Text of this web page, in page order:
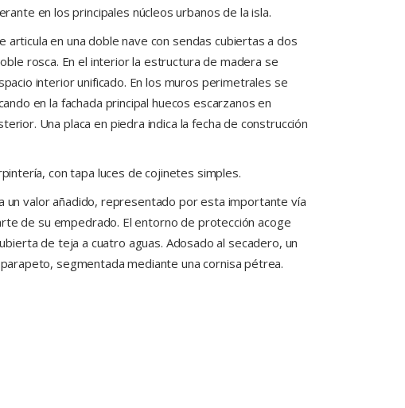
en los principales núcleos urbanos de la isla.
en una doble nave con sendas cubiertas a dos
rosca. En el interior la estructura de madera se
interior unificado. En los muros perimetrales se
en la fachada principal huecos escarzanos en
Una placa en piedra indica la fecha de construcción
con tapa luces de cojinetes simples.
un valor añadido, representado por esta importante vía
de su empedrado. El entorno de protección acoge
de teja a cuatro aguas. Adosado al secadero, un
segmentada mediante una cornisa pétrea.